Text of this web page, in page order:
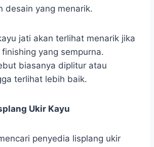
desain yang menarik.
jati akan terlihat menarik jika
yang sempurna.
biasanya diplitur atau
terlihat lebih baik.
Ukir Kayu
penyedia lisplang ukir